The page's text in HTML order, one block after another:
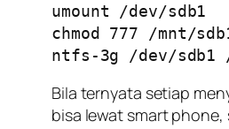
umount /dev/sdb1
chmod 777 /mnt/
ntfs-3g /dev/sdb1
Bila ternyata setiap
bisa lewat smart